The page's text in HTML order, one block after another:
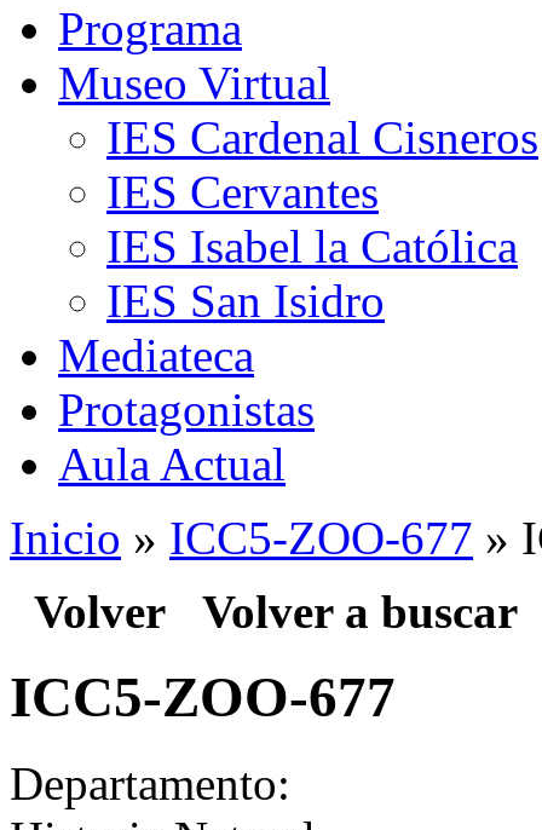
Programa
Museo Virtual
IES Cardenal Cisneros
IES Cervantes
IES Isabel la Católica
IES San Isidro
Mediateca
Protagonistas
Aula Actual
Inicio » ICC5-ZOO-677 »
Volver Volver a buscar
ICC5-ZOO-677
Departamento: